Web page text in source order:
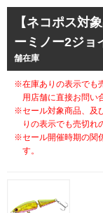
【ネコポス対
ーミノー2ジョ
舗在庫
※在庫ありの表示でも
用店舗に直接お問い
※セール対象商品、及
りの表示でも売切れ
※セール開催時期の関
す。